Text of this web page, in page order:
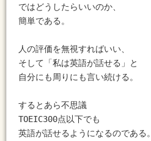
ではどうしたらいいのか、
簡単である。
人の評価を無視すればいい、
そして「私は英語が話せる」と
自分にも周りにも言い続ける。
するとあら不思議
TOEIC300点以下でも
英語が話せるようになるのである。